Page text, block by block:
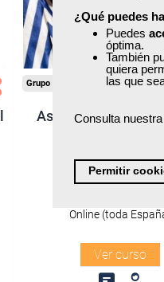
¿Qué puedes
Puedes
óptima.
También
quiera
las que
Consulta nuestra
Permitir
-Grandes Almacenes.
Grupo Femxa
Asesoramiento en
Curso Gratuito
Online (toda
Ver curso